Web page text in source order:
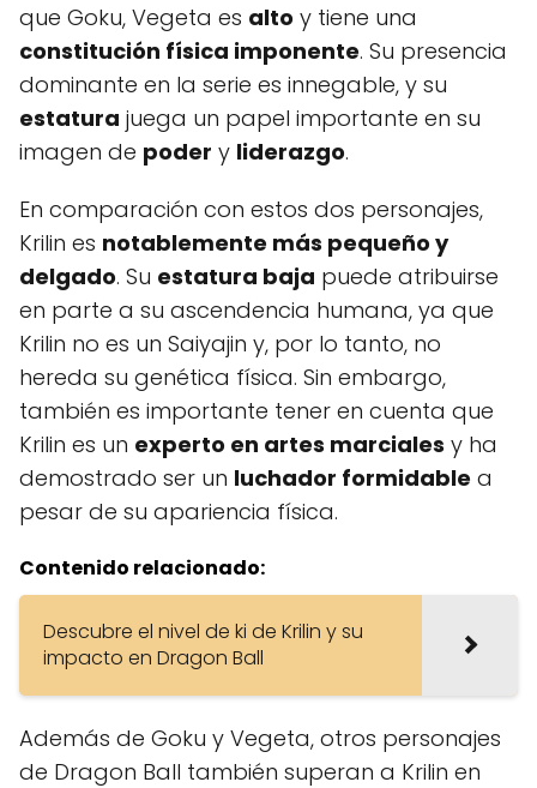
que Goku, Vegeta es alto y tiene una
constitución física imponente. Su presencia
dominante en la serie es innegable, y su
estatura juega un papel importante en su
imagen de poder y liderazgo.
En comparación con estos dos personajes,
Krilin es notablemente más pequeño y
delgado. Su estatura baja puede atribuirse
en parte a su ascendencia humana, ya que
Krilin no es un Saiyajin y, por lo tanto, no
hereda su genética física. Sin embargo,
también es importante tener en cuenta que
Krilin es un experto en artes marciales y ha
demostrado ser un luchador formidable a
pesar de su apariencia física.
Contenido relacionado:
Descubre el nivel de ki de Krilin y su
impacto en Dragon Ball
Además de Goku y Vegeta, otros personajes
de Dragon Ball también superan a Krilin en